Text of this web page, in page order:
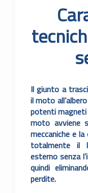
Il giunto a
il moto
potenti magneti
moto avviene
meccaniche e
totalmente il
esterno senza
quindi
perdite.